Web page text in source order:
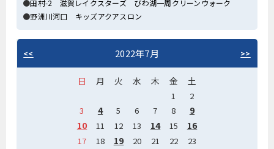
田村-2 滋賀レイクスターズ びわ湖一周クリーンウォーク
野洲川河口 キッズアクアスロン
<< 2022年7月 >>
日 月 火 水 木 金 土
1
2
3
4 5 6 7 8
9
10
11 12 13 14 15 16
17 18 19 20 21 22
23